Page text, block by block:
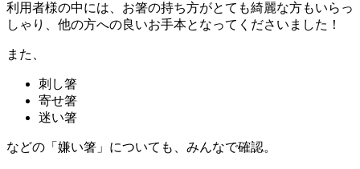
利用者様の中には、お箸の持ち方がとても綺麗な方もいらっ
しゃり、他の方への良いお手本となってくださいました！
また、
刺し箸
寄せ箸
迷い箸
などの「嫌い箸」についても、みんなで確認。